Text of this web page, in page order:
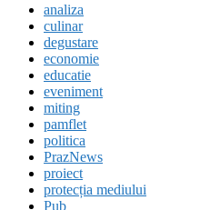
analiza
culinar
degustare
economie
educatie
eveniment
miting
pamflet
politica
PrazNews
proiect
protecția mediului
Pub